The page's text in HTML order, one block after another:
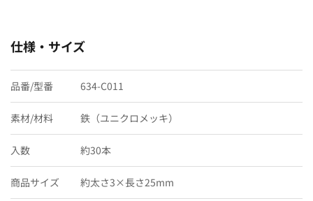
仕様・サイズ
品番/型番 634-C011
素材/材料 鉄（ユニクロメッキ）
入数 約30本
商品サイズ 約太さ3×長さ25mm